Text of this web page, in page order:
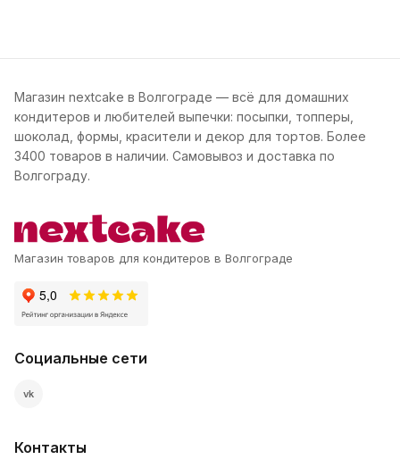
Магазин nextcake в Волгограде — всё для домашних
кондитеров и любителей выпечки: посыпки, топперы,
шоколад, формы, красители и декор для тортов. Более
3400 товаров в наличии. Самовывоз и доставка по
Волгограду.
Магазин товаров для кондитеров в Волгограде
Социальные сети
vk
Контакты